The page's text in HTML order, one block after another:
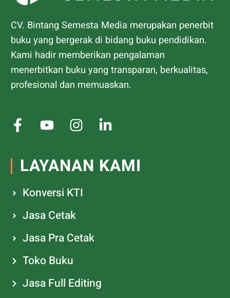
CV. Bintang Semesta Media merupakan penerbit
buku yang bergerak di bidang buku pendidikan.
Kami hadir memberikan pengalaman
menerbitkan buku yang transparan, berkualitas,
profesional dan memuaskan.
LAYANAN KAMI
Konversi KTI
Jasa Cetak
Jasa Pra Cetak
Toko Buku
Jasa Full Editing